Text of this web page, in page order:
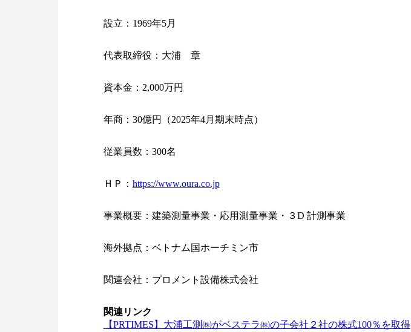
設立：1969年5月
代表取締役：大浦 章
資本金：2,000万円
年商：30億円（2025年4月期末時点）
従業員数：300名
ＨＰ： https://www.oura.co.jp
事業概要：建築測量事業・応用測量事業・３D 計測事業
海外拠点：ベトナム国ホーチミン市
関連会社：プロメント設備株式会社
関連リンク
【PRTIMES】大浦工測㈱がベステラ㈱の子会社２社の株式100％を取得